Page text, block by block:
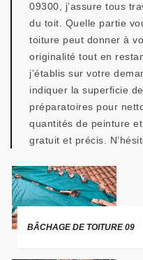
09300, j’assure tous
du toit. Quelle partie
toiture peut donner à
originalité tout en
j’établis sur votre
indiquer la superficie
préparatoires pour
quantités de peinture
gratuit et précis.
BÂCHAGE DE TOITURE 09